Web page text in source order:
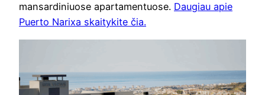
mansardiniuose apartamentuose. Daugiau apie
Puerto Narixa skaitykite čia.